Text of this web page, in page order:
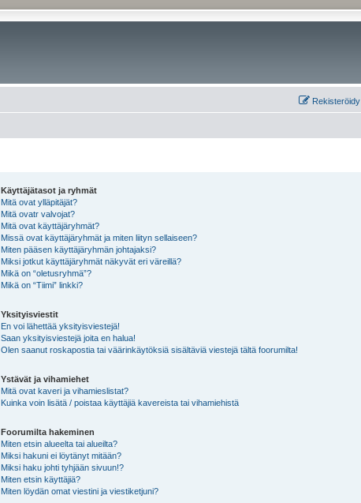
Rekisteröidy
Käyttäjätasot ja ryhmät
Mitä ovat ylläpitäjät?
Mitä ovatr valvojat?
Mitä ovat käyttäjäryhmät?
Missä ovat käyttäjäryhmät ja miten liityn sellaiseen?
Miten pääsen käyttäjäryhmän johtajaksi?
Miksi jotkut käyttäjäryhmät näkyvät eri väreillä?
Mikä on “oletusryhmä”?
Mikä on “Tiimi” linkki?
Yksityisviestit
En voi lähettää yksityisviestejä!
Saan yksityisviestejä joita en halua!
Olen saanut roskapostia tai väärinkäytöksiä sisältäviä viestejä tältä foorumilta!
Ystävät ja vihamiehet
Mitä ovat kaveri ja vihamieslistat?
Kuinka voin lisätä / poistaa käyttäjiä kavereista tai vihamiehistä
Foorumilta hakeminen
Miten etsin alueelta tai alueilta?
Miksi hakuni ei löytänyt mitään?
Miksi haku johti tyhjään sivuun!?
Miten etsin käyttäjiä?
Miten löydän omat viestini ja viestiketjuni?